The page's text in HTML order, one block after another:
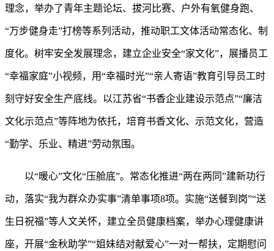
理念，举办了青年主题论坛、拔河比赛、户外有氧健身跑、
“万步健身走”打榜等系列活动，推动职工文体活动常态化、制
度化。树牢安全发展理念，建立企业安全“家文化”，展播员工
“幸福家庭”小视频，用“幸福时光”“亲人寄语”教育引导员工时
刻守好安全生产底线。以江苏省“书香企业建设示范点”“廉洁
文化示范点”等阵地为依托，培育书香文化、示范文化，营造
“勤学、乐业、精进”劳动氛围。
以“暖心”文化“压舱底”。常态化推进“两在两同”建新功行
动，落实“我为群众办实事”清单事项8项。实施“送餐到岗”“送
生日祝福”等人文关怀，建立全员健康档案，举办心理健康讲
座，开展“金秋助学”“姐妹结对献爱心”一对一帮扶，定期慰问